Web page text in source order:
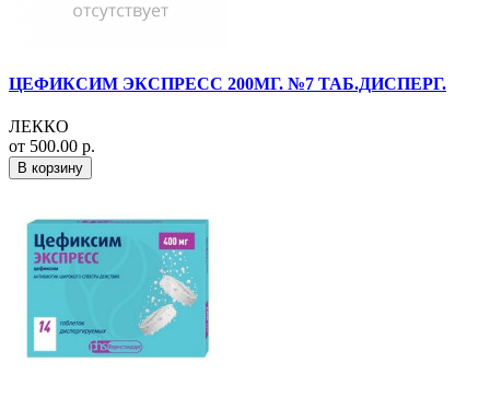
ЦЕФИКСИМ ЭКСПРЕСС 200МГ. №7 ТАБ.ДИСПЕРГ.
ЛЕККО
от 500.00 р.
В корзину